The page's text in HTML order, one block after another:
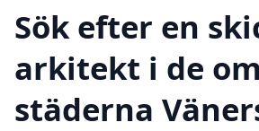
Sök efter en
arkitekt i de
städerna